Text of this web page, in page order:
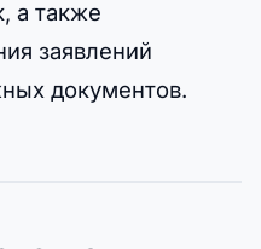
а также
заявлений
документов.